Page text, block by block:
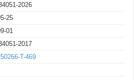
2026
25
01
2017
T-469